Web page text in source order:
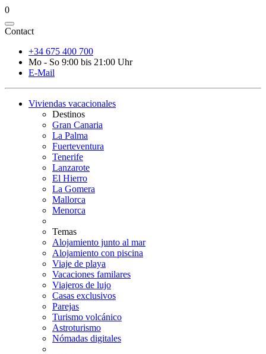
0
Contact
+34 675 400 700
Mo - So 9:00 bis 21:00 Uhr
E-Mail
Viviendas vacacionales
Destinos
Gran Canaria
La Palma
Fuerteventura
Tenerife
Lanzarote
El Hierro
La Gomera
Mallorca
Menorca
Temas
Alojamiento junto al mar
Alojamiento con piscina
Viaje de playa
Vacaciones familares
Viajeros de lujo
Casas exclusivos
Parejas
Turismo volcánico
Astroturismo
Nómadas digitales